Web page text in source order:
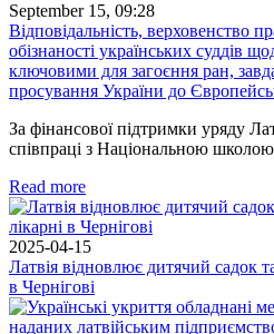
September 15, 09:28
Відповідальність, верховенство
обізнаності українських суддів
ключовими для загоєння ран,
просування України до
За фінансової підтримки уряду
співпраці з Національною школою
Read more
2025-04-15
Латвія відновлює дитячий садок
в Чернігові